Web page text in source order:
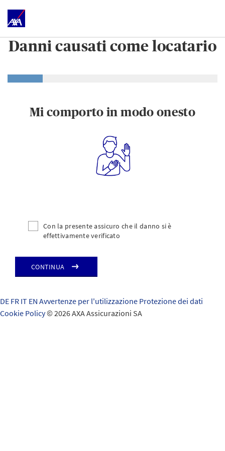
Danni causati come locatario
Mi comporto in modo onesto
Con la presente assicuro che il danno si è
effettivamente verificato
Continua
DE FR IT EN Avvertenze per l'utilizzazione Protezione dei dati
Cookie Policy© 2026 AXA Assicurazioni SA